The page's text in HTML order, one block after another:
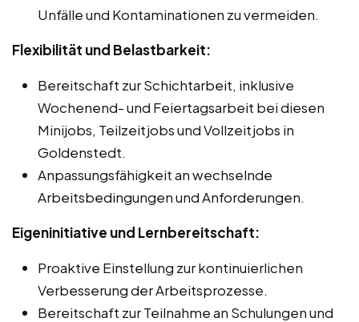
Unfälle und Kontaminationen zu vermeiden.
Flexibilität und Belastbarkeit:
Bereitschaft zur Schichtarbeit, inklusive
Wochenend- und Feiertagsarbeit bei diesen
Minijobs, Teilzeitjobs und Vollzeitjobs in
Goldenstedt.
Anpassungsfähigkeit an wechselnde
Arbeitsbedingungen und Anforderungen.
Eigeninitiative und Lernbereitschaft:
Proaktive Einstellung zur kontinuierlichen
Verbesserung der Arbeitsprozesse.
Bereitschaft zur Teilnahme an Schulungen und